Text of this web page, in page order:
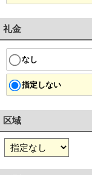
礼金
なし
指定しない
区域